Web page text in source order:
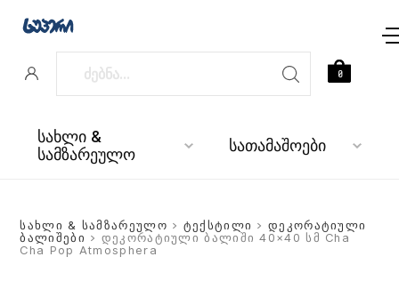
სახლი &
სამზარეულო სათამაშოები
0
სახლი & სამზარეულო > ტექსტილი >დეკორატიული
ბალიშები > დეკორატიული ბალიში 40×40 სმ Cha
Cha Pop Atmosphera